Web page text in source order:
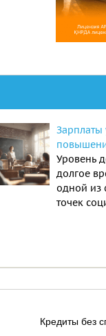
Зарплаты
Уровень
долгое
одной из
точек
Кредиты без